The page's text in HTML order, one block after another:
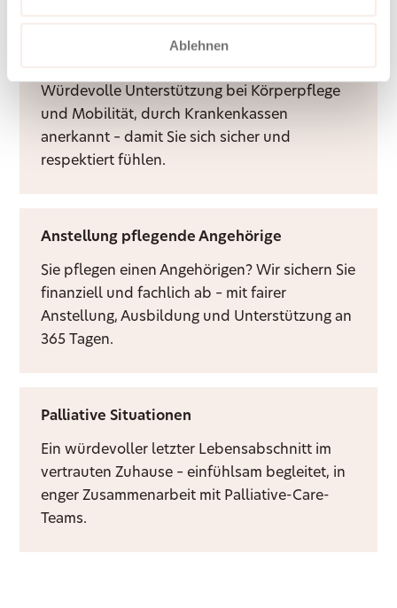
Ablehnen
Würdevolle Unterstützung bei Körperpflege
und Mobilität, durch Krankenkassen
anerkannt – damit Sie sich sicher und
respektiert fühlen.
Anstellung pflegende Angehörige
Sie pflegen einen Angehörigen? Wir sichern Sie
finanziell und fachlich ab – mit fairer
Anstellung, Ausbildung und Unterstützung an
365 Tagen.
Palliative Situationen
Ein würdevoller letzter Lebensabschnitt im
vertrauten Zuhause – einfühlsam begleitet, in
enger Zusammenarbeit mit Palliative-Care-
Teams.